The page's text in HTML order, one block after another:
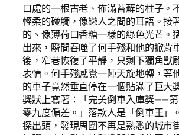
口處的一根古老、佈滿苔蘚的柱子。
輕柔的碰觸，像戀人之間的耳語。接
的、像薄荷口香糖一樣的綠色光芒。
出來，瞬間吞噬了何手殘和他的掀背
後，窄巷恢復了平靜，只剩下獨角獸
表情。何手殘感覺一陣天旋地轉，等
的車子竟然垂直停在一個貼滿了巨大
獎狀上寫著：「完美倒車入庫獎——
零九度偏差。」落款人是「倒車王」
探出頭，發現周圍不再是熟悉的城市